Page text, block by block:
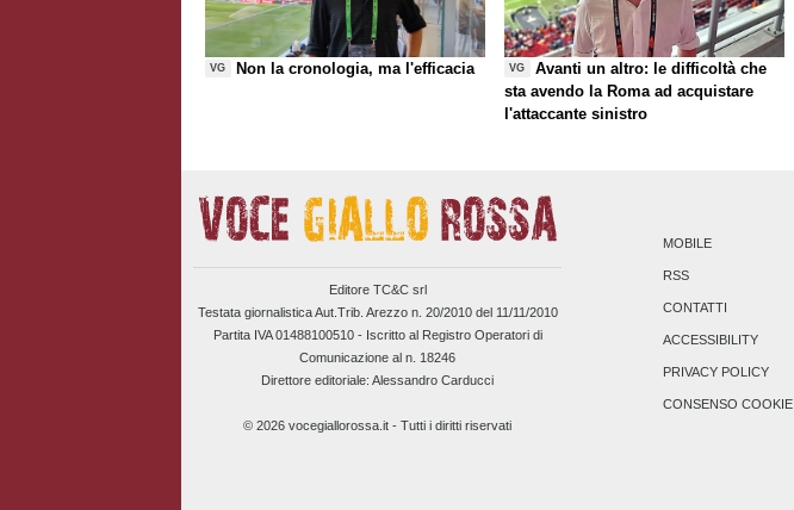
VG Non la cronologia, ma l'efficacia VG
Avanti un altro: le difficoltà che
sta avendo la Roma ad acquistare
l'attaccante sinistro
Editore TC&C srl
Testata giornalistica Aut.Trib. Arezzo n. 20/2010 del 11/11/2010
Partita IVA 01488100510 - Iscritto al Registro Operatori di
Comunicazione al n. 18246
Direttore editoriale: Alessandro Carducci
© 2026 vocegiallorossa.it - Tutti i diritti riservati
MOBILE
RSS
CONTATTI
ACCESSIBILITY
PRIVACY POLICY
CONSENSO COOKIE